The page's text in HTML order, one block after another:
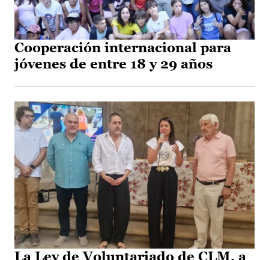
Cooperación internacional para
jóvenes de entre 18 y 29 años
La Ley de Voluntariado de CLM, a